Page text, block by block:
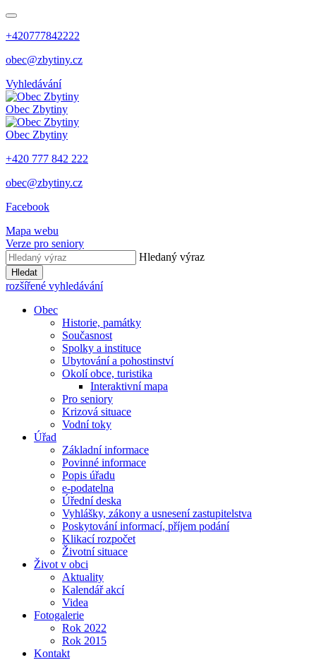
+420777842222
obec@zbytiny.cz
Vyhledávání
Obec Zbytiny
Obec Zbytiny
+420 777 842 222
obec@zbytiny.cz
Facebook
Mapa webu
Verze pro seniory
Hledaný výraz
Hledat
rozšířené vyhledávání
Obec
Historie, památky
Současnost
Spolky a instituce
Ubytování a pohostinství
Okolí obce, turistika
Interaktivní mapa
Pro seniory
Krizová situace
Vodní toky
Úřad
Základní informace
Povinné informace
Popis úřadu
e-podatelna
Úřední deska
Vyhlášky, zákony a usnesení zastupitelstva
Poskytování informací, příjem podání
Klikací rozpočet
Životní situace
Život v obci
Aktuality
Kalendář akcí
Videa
Fotogalerie
Rok 2022
Rok 2015
Kontakt